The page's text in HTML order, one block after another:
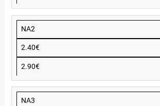
NA2
2.40€
2.90€
NA3